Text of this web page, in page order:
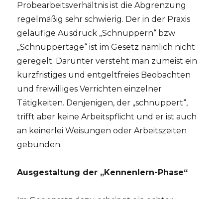
Probearbeitsverhältnis ist die Abgrenzung
regelmäßig sehr schwierig. Der in der Praxis
geläufige Ausdruck „Schnuppern“ bzw
„Schnuppertage“ ist im Gesetz nämlich nicht
geregelt. Darunter versteht man zumeist ein
kurzfristiges und entgeltfreies Beobachten
und freiwilliges Verrichten einzelner
Tätigkeiten. Denjenigen, der „schnuppert“,
trifft aber keine Arbeitspflicht und er ist auch
an keinerlei Weisungen oder Arbeitszeiten
gebunden.
Ausgestaltung der „Kennenlern-Phase“